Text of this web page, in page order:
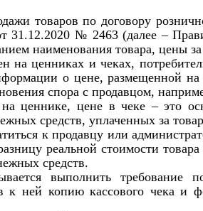
товаров по договору
31.12.2020 № 2463 (далее –
наименования товара, цены
на ценниках и чеках,
о цене, размещенной на
спора с продавцом,
ценнике, цене в чеке – это
средств, уплаченных за
к продавцу или
реальной стоимости
средств.
выполнить требование
к ней копию кассового чека и